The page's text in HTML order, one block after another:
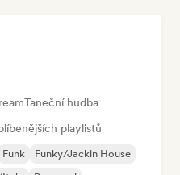
Taneční hudba
playlistů
Funk
Funky/Jackin House